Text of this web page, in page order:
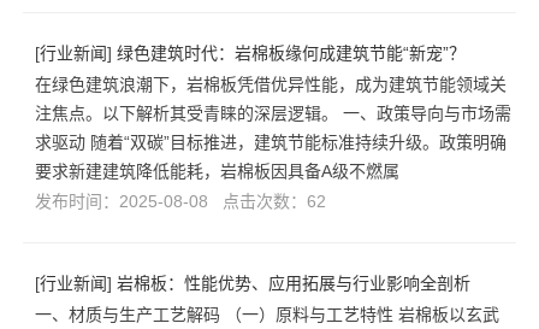
[行业新闻] 绿色建筑时代：岩棉板缘何成建筑节能“新宠”？
在绿色建筑浪潮下，岩棉板凭借优异性能，成为建筑节能领域关
注焦点。以下解析其受青睐的深层逻辑。 一、政策导向与市场需
求驱动 随着“双碳”目标推进，建筑节能标准持续升级。政策明确
要求新建建筑降低能耗，岩棉板因具备A级不燃属
发布时间：2025-08-08 点击次数：62
[行业新闻] 岩棉板：性能优势、应用拓展与行业影响全剖析
一、材质与生产工艺解码 （一）原料与工艺特性 岩棉板以玄武